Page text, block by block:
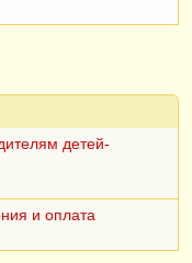
детей-
и оплата